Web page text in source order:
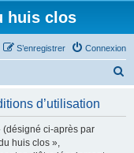
huis clos
Connexion
S’enregistrer
d’utilisation
(désigné ci-après par
huis clos »,